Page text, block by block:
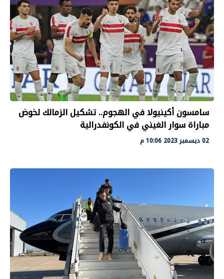
سامسون أكينيولا في الهجوم.. تشكيل الزمالك لخوض
مباراة سوار الغيني في الكونفدرالية
02 ديسمبر 2023 10:06 م